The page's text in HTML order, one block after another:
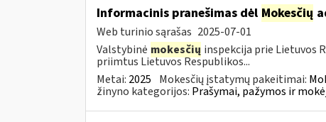
Informacinis pranešimas dėl Mokesčių
Web turinio sąrašas 2025-07-01
Valstybinė mokesčių inspekcija prie Lietuvos
priimtus Lietuvos Respublikos...
Metai: 2025 Mokesčių įstatymų pakeitimai:
žinyno kategorijos: Prašymai, pažymos ir